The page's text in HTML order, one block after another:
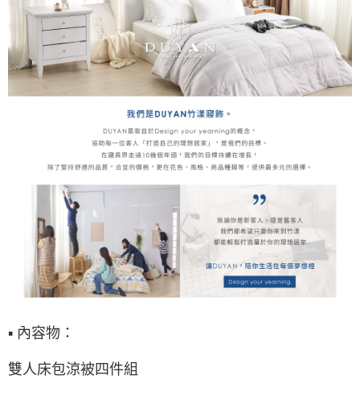
▪ 內容物：
雙人床包涼被四件組